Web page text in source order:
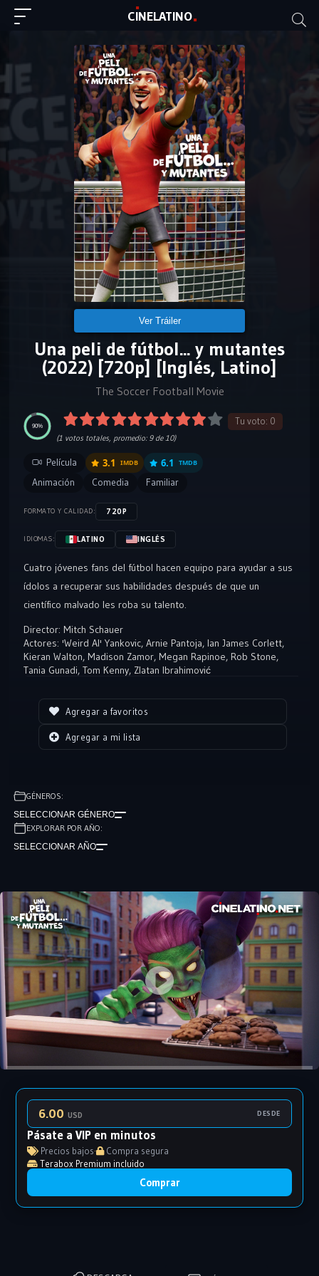
CINELATINO
Ver Tráiler
Una peli de fútbol... y mutantes
(2022) [720p] [Inglés, Latino]
The Soccer Football Movie
90% Tu voto: 0
(1 votos totales, promedio: 9de 10)
Película 3.1 IMDB 6.1 TMDB
Animación Comedia Familiar
FORMATO Y CALIDAD: 720P
IDIOMAS: LATINO INGLÉS
Cuatro jóvenes fans del fútbol hacen equipo para ayudar a sus
ídolos a recuperar sus habilidades después de que un
científico malvado les roba su talento.
Director: Mitch Schauer
Actores: 'Weird Al' Yankovic, Arnie Pantoja, Ian James Corlett,
Kieran Walton, Madison Zamor, Megan Rapinoe, Rob Stone,
Tania Gunadi, Tom Kenny, Zlatan Ibrahimović
Agregar a favoritos
Agregar a mi lista
GÉNEROS:
SELECCIONAR GÉNERO
EXPLORAR POR AÑO:
SELECCIONAR AÑO
6.00USD DESDE
Pásate a VIP en minutos
Precios bajos·
Compra segura
Terabox Premium incluido
Comprar